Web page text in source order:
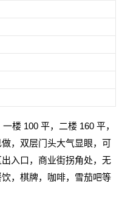
楼 100 平，二楼 160 平，
，双层门头大气显眼，可
入口，商业街拐角处，无
，棋牌，咖啡，雪茄吧等